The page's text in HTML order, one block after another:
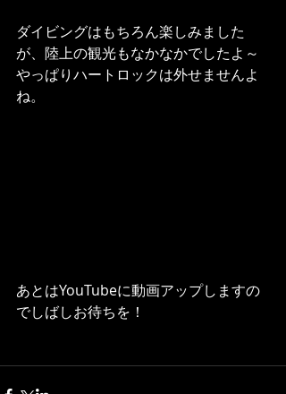
ダイビングはもちろん楽しみました
が、陸上の観光もなかなかでしたよ～
やっぱりハートロックは外せませんよ
ね。
あとはYouTubeに動画アップしますの
でしばしお待ちを！